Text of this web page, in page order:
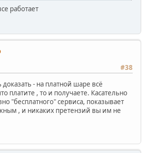
работает
#38
доказать - на платной шаре всё
платите , то и получаете. Касательно
"бесплатного" сервиса, показывает
, и никаких претензий вы им не